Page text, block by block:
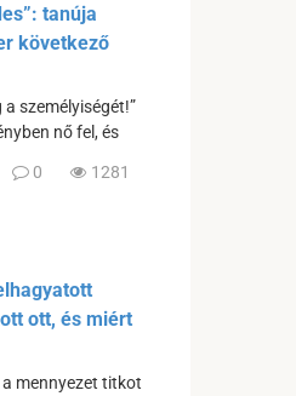
tanúja
következő
személyiségét!”
nő fel, és
0 1281
ott, és miért
mennyezet titkot